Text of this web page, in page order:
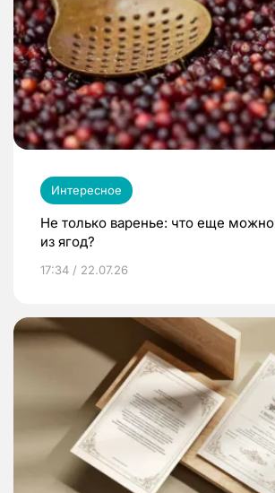
Интересное
Не только варенье: что еще можно
из ягод?
17:34 / 22.07.26